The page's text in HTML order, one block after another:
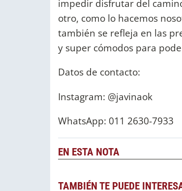
impedir disfrutar del
otro, como lo hacemos
también se refleja en las
y super cómodos para
Datos de contacto:
Instagram: @javinaok
WhatsApp: 011 2630-7933
EN ESTA NOTA
TAMBIÉN TE PUEDE